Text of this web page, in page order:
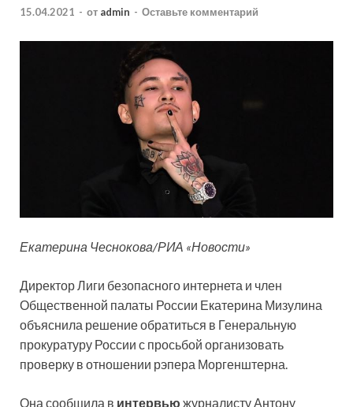
15.04.2021 - от admin - Оставьте комментарий
Екатерина Чеснокова/РИА «Новости»
Директор Лиги безопасного интернета и член
Общественной палаты России Екатерина Мизулина
объяснила решение обратиться в Генеральную
прокуратуру России с просьбой организовать
проверку в отношении рэпера Моргенштерна.
Она сообщила в интервью журналисту Антону